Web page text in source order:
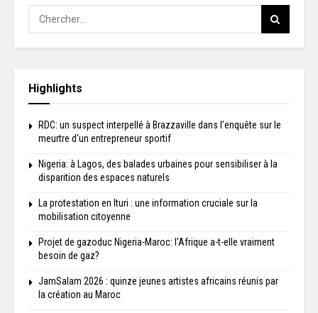
Highlights
RDC: un suspect interpellé à Brazzaville dans l’enquête sur le
meurtre d'un entrepreneur sportif
Nigeria: à Lagos, des balades urbaines pour sensibiliser à la
disparition des espaces naturels
La protestation en Ituri : une information cruciale sur la
mobilisation citoyenne
Projet de gazoduc Nigeria-Maroc: l'Afrique a-t-elle vraiment
besoin de gaz?
JamSalam 2026 : quinze jeunes artistes africains réunis par
la création au Maroc